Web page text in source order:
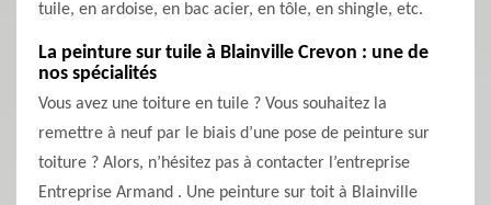
tuile, en ardoise, en bac acier, en tôle, en shingle, etc.
La peinture sur tuile à Blainville Crevon : une de
nos spécialités
Vous avez une toiture en tuile ? Vous souhaitez la
remettre à neuf par le biais d’une pose de peinture sur
toiture ? Alors, n’hésitez pas à contacter l’entreprise
Entreprise Armand . Une peinture sur toit à Blainville